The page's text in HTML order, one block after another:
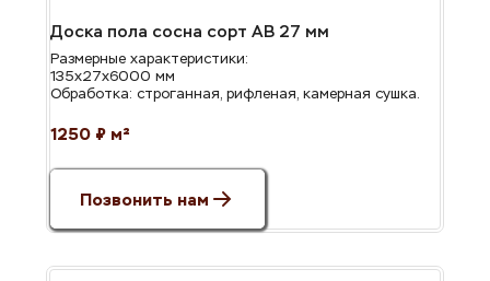
Доска пола сосна сорт АВ 27 мм
Размерные характеристики:
135х27х6000 мм
Обработка: строганная, рифленая, камерная сушка.
1250 ₽ м²
Позвонить нам